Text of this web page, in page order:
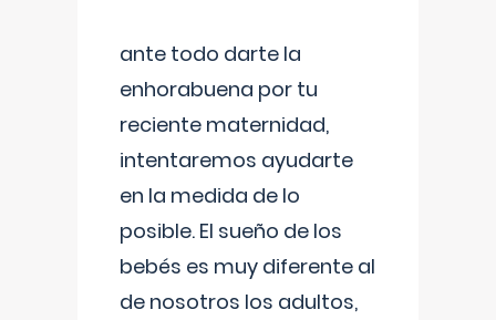
ante todo darte la
enhorabuena por tu
reciente maternidad,
intentaremos ayudarte
en la medida de lo
posible. El sueño de los
bebés es muy diferente al
de nosotros los adultos,